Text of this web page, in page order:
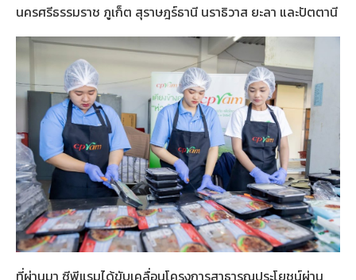
นครศรีธรรมราช ภูเก็ต สุราษฎร์ธานี นราธิวาส ยะลา และปัตตานี
ที่ผ่านมา ซีพีแรมได้ขับเคลื่อนโครงการสาธารณประโยชน์ผ่าน